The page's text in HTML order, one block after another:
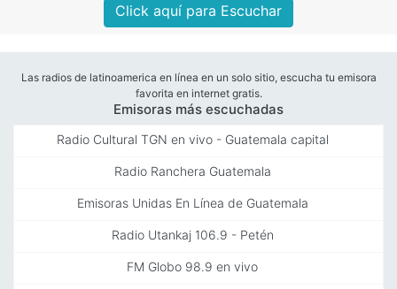
Click aquí para Escuchar
Las radios de latinoamerica en línea en un solo sitio, escucha tu emisora
favorita en internet gratis.
Emisoras más escuchadas
Radio Cultural TGN en vivo - Guatemala capital
Radio Ranchera Guatemala
Emisoras Unidas En Línea de Guatemala
Radio Utankaj 106.9 - Petén
FM Globo 98.9 en vivo